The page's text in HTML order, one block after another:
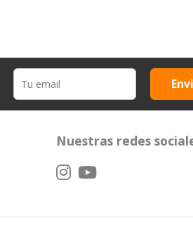
Nuestras redes